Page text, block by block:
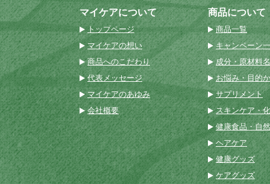
マイケアについて
トップページ
マイケアの想い
商品へのこだわり
代表メッセージ
マイケアのあゆみ
会社概要
商品について
商品一覧
キャンペーン
成分・原材料
お悩み・目的
サプリメント
スキンケア・
健康食品・自
ヘアケア
健康グッズ
ケアグッズ